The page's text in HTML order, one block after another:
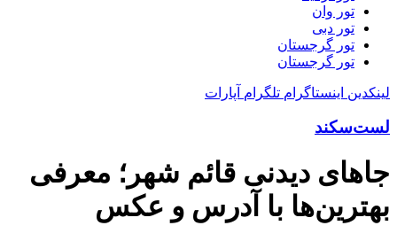
تور وان
تور دبی
تور گرجستان
تور گرجستان
لینکدین اینستاگرام تلگرام آپارات
لست‌سکند
جاهای دیدنی قائم شهر؛ معرفی
بهترین‌ها با آدرس و عکس